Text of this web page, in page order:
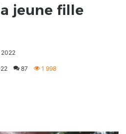
jeune fille
2022
87 1 998